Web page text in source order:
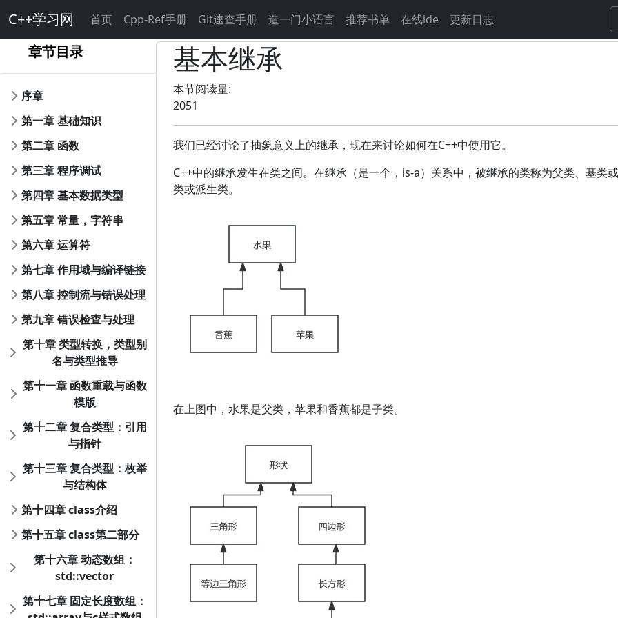
C++学习网 首页 Cpp-Ref手册 Git速查手册 造一门小语言 推荐书单 在线ide 更新日志
章节目录
序章
第一章 基础知识
第二章 函数
第三章 程序调试
第四章 基本数据类型
第五章 常量，字符串
第六章 运算符
第七章 作用域与编译链接
第八章 控制流与错误处理
第九章 错误检查与处理
第十章 类型转换，类型别
名与类型推导
第十一章 函数重载与函数
模版
第十二章 复合类型：引用
与指针
第十三章 复合类型：枚举
与结构体
第十四章 class介绍
第十五章 class第二部分
第十六章 动态数组：
std::vector
第十七章 固定长度数组：
基本继承
本节阅读量:
2051
我们已经讨论了抽象意义上的继承，现在来讨论如何在C++中使用它。
C++中的继承发生在类之间。在继承（是一个，is-a）关系中，被继承的类称为父类、基类
类或派生类。
在上图中，水果是父类，苹果和香蕉都是子类。